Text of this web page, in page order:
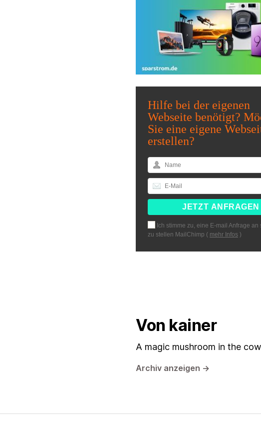
Hilfe bei der eigenen
Webseite benötigt?
Sie eine eigene
erstellen?
Ich stimme zu, eine E-mail Anfrage an
zu stellen MailChimp ( mehr Infos )
Von kainer
A magic mushroom in the
Archiv anzeigen →